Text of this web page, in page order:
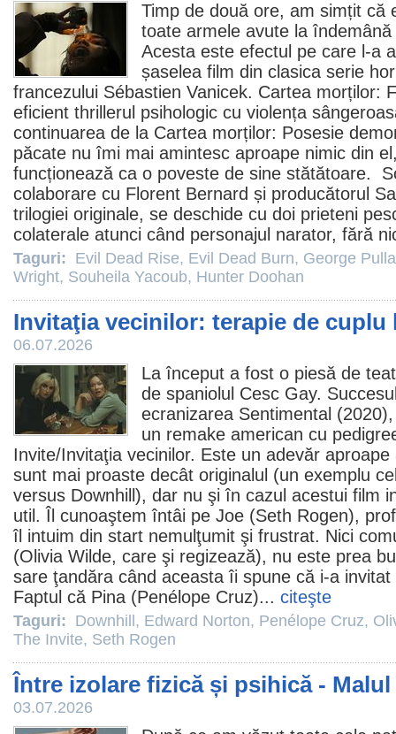
Timp de două ore, am simțit că
toate armele avute la
Acesta este efectul pe care l-a
șaselea film din clasica serie
francezului Sébastien Vanicek. Cartea morților:
eficient thrillerul psihologic cu violența
continuarea de la Cartea morților: Posesie
păcate nu îmi mai amintesc aproape nimic din
funcționează ca o poveste de sine stătătoare.
colaborare cu Florent Bernard și producătorul
trilogiei originale, se deschide cu doi prieteni
colaterale atunci când personajul narator, fără
Taguri: Evil Dead Rise, Evil Dead Burn, George
Wright, Souheila Yacoub, Hunter Doohan
Invitaţia vecinilor: terapie de cuplu
06.07.2026
La început a fost o piesă de
de spaniolul Cesc Gay.
ecranizarea Sentimental
un remake american cu
Invite/Invitaţia vecinilor. Este un adevăr
sunt mai proaste decât originalul (un exemplu
versus Downhill), dar nu şi în cazul acestui film
util. Îl cunoaştem întâi pe Joe (Seth Rogen),
îl intuim din start nemulţumit şi frustrat. Nici
(Olivia Wilde, care şi regizează), nu este prea
sare ţandăra când aceasta îi spune că i-a
Faptul că Pina (Penélope Cruz)... citeşte
Taguri: Downhill , Edward Norton, Penélope Cruz,
The Invite, Seth Rogen
Între izolare fizică și psihică - Malul
03.07.2026